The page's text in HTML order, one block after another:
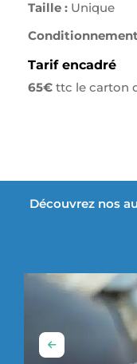
Taille : Unique
Tarif encadré
65€ ttc le carton
Découvrez nos